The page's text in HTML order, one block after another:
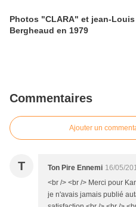
Photos "CLARA" et jean-Louis
Bergheaud en 1979
Commentaires
Ajouter un
T Ton Pire Ennemi 16/05/
<br /> <br /> Merci pour
je n'avais jamais publié